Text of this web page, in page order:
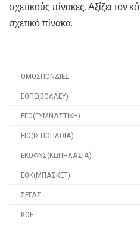
σχετικούς πίνακες. Αξίζει τον
σχετικό πίνακα.
ΟΜΟΣΠΟΝΔΙΕΣ
EOΠE(ΒΟΛΛΕΥ)
ΕΓΟ(ΓΥΜΝΑΣΤΙΚΗ)
ΕΙΟ(ΙΣΤΙΟΠΛΟΙΑ)
ΕΚΟΦΝΣ(ΚΩΠΗΛΑΣΙΑ)
ΕΟΚ(ΜΠΑΣΚΕΤ)
ΣΕΓΑΣ
ΚΟΕ